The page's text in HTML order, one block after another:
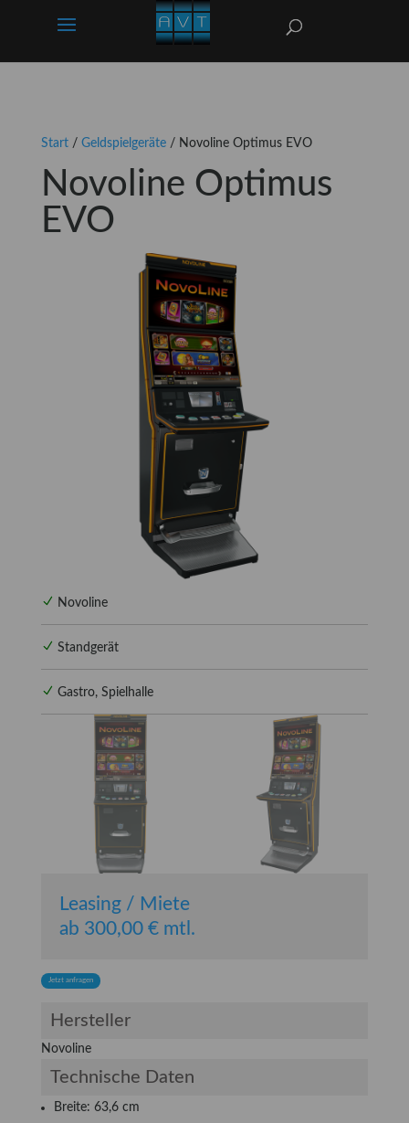
Start/ Geldspielgeräte/ Novoline Optimus EVO
Novoline Optimus
EVO
Hersteller
Novoline
Technische Daten
Breite: 63,6 cm
Novoline
Standgerät
Gastro, Spielhalle
Leasing / Miete
ab 300,00 € mtl.
Jetzt anfragen